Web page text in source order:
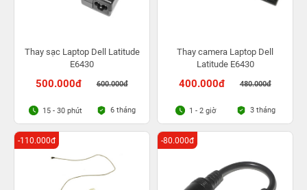
Thay sạc Laptop Dell Latitude
E6430
500.000đ 600.000đ
15 - 30 phút 6 tháng
Thay camera Laptop Dell
Latitude E6430
400.000đ 480.000đ
1 - 2 giờ 3 tháng
-110.000đ -80.000đ